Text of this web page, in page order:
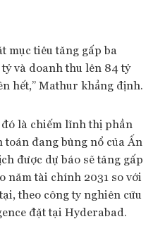
mục tiêu tăng gấp ba
và doanh thu lên 84 tỷ
hết,” Mathur khẳng định.
là chiếm lĩnh thị phần
đang bùng nổ của Ấn
được dự báo sẽ tăng gấp
năm tài chính 2031 so với
theo công ty nghiên cứu
đặt tại Hyderabad.